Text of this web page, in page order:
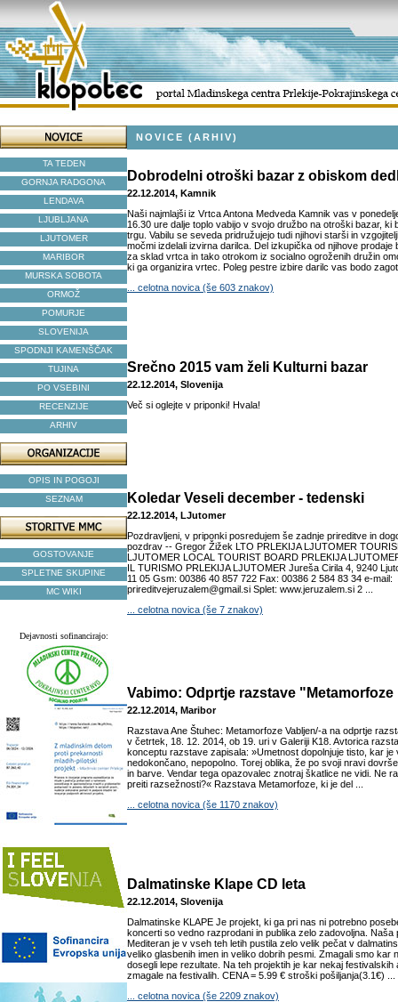
TA TEDEN
GORNJA RADGONA
LENDAVA
LJUBLJANA
LJUTOMER
MARIBOR
MURSKA SOBOTA
ORMOŽ
POMURJE
SLOVENIJA
SPODNJI KAMENŠČAK
TUJINA
PO VSEBINI
RECENZIJE
ARHIV
OPIS IN POGOJI
SEZNAM
GOSTOVANJE
SPLETNE SKUPINE
MC WIKI
Dejavnosti sofinancirajo:
NOVICE (ARHIV)
Dobrodelni otroški bazar z obiskom
22.12.2014, Kamnik
Naši najmlajši iz Vrtca Antona Medveda Kamnik vas v
16.30 ure dalje toplo vabijo v svojo družbo na otroški bazar, ki
trgu. Vabilu se seveda pridružujejo tudi njihovi starši in
močmi izdelali izvirna darilca. Del izkupička od njihove prodaje
za sklad vrtca in tako otrokom iz socialno ogroženih družin
ki ga organizira vrtec. Poleg pestre izbire darilc vas bodo
... celotna novica (še 603 znakov)
Srečno 2015 vam želi Kulturni bazar
22.12.2014, Slovenija
Več si oglejte v priponki! Hvala!
Koledar Veseli december - tedenski
22.12.2014, LJutomer
Pozdravljeni, v priponki posredujem še zadnje prireditve in
pozdrav -- Gregor Žižek LTO PRLEKIJA LJUTOMER
LJUTOMER LOCAL TOURIST BOARD PRLEKIJA
IL TURISMO PRLEKIJA LJUTOMER Jureša Cirila 4, 9240
11 05 Gsm: 00386 40 857 722 Fax: 00386 2 584 83 34 e-mail:
prireditvejeruzalem@gmail.si Splet: www.jeruzalem.si 2 ...
... celotna novica (še 7 znakov)
Vabimo: Odprtje razstave "Metamorfoze
22.12.2014, Maribor
Razstava Ane Štuhec: Metamorfoze Vabljen/-a na odprtje
v četrtek, 18. 12. 2014, ob 19. uri v Galeriji K18. Avtorica
konceptu razstave zapisala: »Umetnost dopolnjuje tisto, kar je
nedokončano, nepopolno. Torej oblika, že po svoji nravi
in barve. Vendar tega opazovalec znotraj škatlice ne vidi. Ne
preiti razsežnosti?« Razstava Metamorfoze, ki je del ...
... celotna novica (še 1170 znakov)
Dalmatinske Klape CD leta
22.12.2014, Slovenija
Dalmatinske KLAPE Je projekt, ki ga pri nas ni potrebno
koncerti so vedno razprodani in publika zelo zadovoljna. Naša
Mediteran je v vseh teh letih pustila zelo velik pečat v
veliko glasbenih imen in veliko dobrih pesmi. Zmagali smo kar
dosegli lepe rezultate. Na teh projektih je kar nekaj festivalskih
zmagale na festivalih. CENA = 5.99 € stroški pošiljanja(3.1€) ...
... celotna novica (še 2209 znakov)